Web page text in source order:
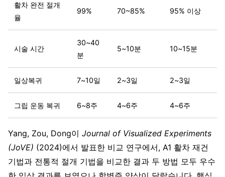
활차 완전 절개
율
99% 70~85% 95% 이상
시술 시간
30~40
분
5~10분 10~15분
일상복귀 7~10일 2~3일 2~3일
그립 운동 복귀 6~8주 4~6주 4~6주
Yang, Zou, Dong이 Journal of Visualized Experiments
(JoVE) (2024)에서 발표한 비교 연구에서, A1 활차 재건
기법과 전통적 절개 기법을 비교한 결과 두 방법 모두 우수